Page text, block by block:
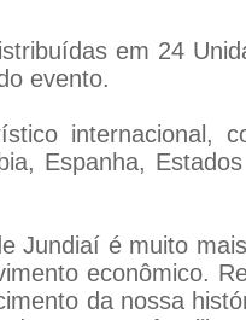
em 24
evento.
internacional,
Espanha,
Jundiaí é muito
econômico.
da nossa